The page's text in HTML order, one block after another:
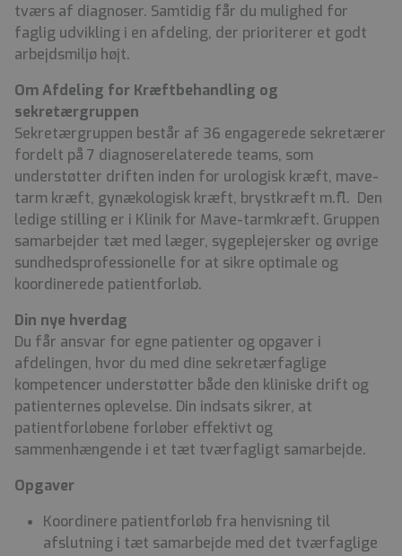
tværs af diagnoser. Samtidig får du mulighed for
faglig udvikling i en afdeling, der prioriterer et godt
arbejdsmiljø højt.
Om Afdeling for Kræftbehandling og
sekretærgruppen
Sekretærgruppen består af 36 engagerede sekretærer
fordelt på 7 diagnoserelaterede teams, som
understøtter driften inden for urologisk kræft, mave-
tarm kræft, gynækologisk kræft, brystkræft m.fl. Den
ledige stilling er i Klinik for Mave-tarmkræft. Gruppen
samarbejder tæt med læger, sygeplejersker og øvrige
sundhedsprofessionelle for at sikre optimale og
koordinerede patientforløb.
Din nye hverdag
Du får ansvar for egne patienter og opgaver i
afdelingen, hvor du med dine sekretærfaglige
kompetencer understøtter både den kliniske drift og
patienternes oplevelse. Din indsats sikrer, at
patientforløbene forløber effektivt og
sammenhængende i et tæt tværfagligt samarbejde.
Opgaver
Koordinere patientforløb fra henvisning til
afslutning i tæt samarbejde med det tværfaglige